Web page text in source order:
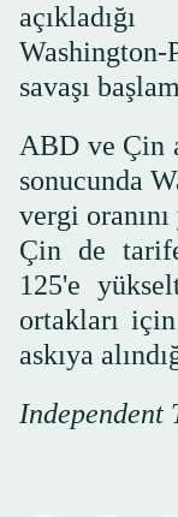
Washington-
savaşı
ABD ve Çin
sonucunda
vergi
Çin de
125'e
ortakları
askıya
Independent